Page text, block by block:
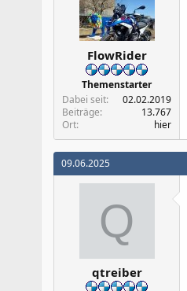
FlowRider
Themenstarter
Dabei seit
02.02.2019
Beiträge
13.767
Ort
hier
09.06.2025
Q
qtreiber